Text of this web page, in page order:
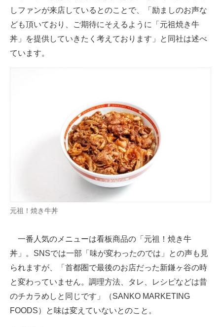
しファンが来店しているとのことで、「励ましのお声な
ども頂いており、ご期待にそえるように「元祖焼き牛
丼」を提供していきたく考えております」と同社は述べ
ています。
元祖！焼き牛丼
一番人気のメニューは看板商品の「元祖！焼き牛
丼」。SNSでは一部「味が変わったのでは」との声も見
られますが、「首都圏で最後のお店だった新鎌ヶ谷の時
と変わっていません。調理方法、タレ、レシピなどは昔
のチカラめしと同じです」（SANKO MARKETING
FOODS）と味は変えていないとのこと。